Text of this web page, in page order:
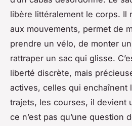
libère littéralement le corps. Il
aux mouvements, permet de
prendre un vélo, de monter
rattraper un sac qui glisse.
liberté discrète, mais
actives, celles qui enchaînent
trajets, les courses, il devient
ce n’est pas qu’une question